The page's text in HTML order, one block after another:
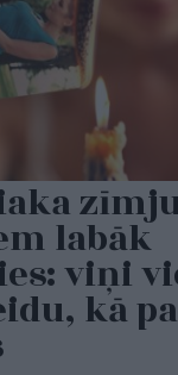
labāk
viņi
kā